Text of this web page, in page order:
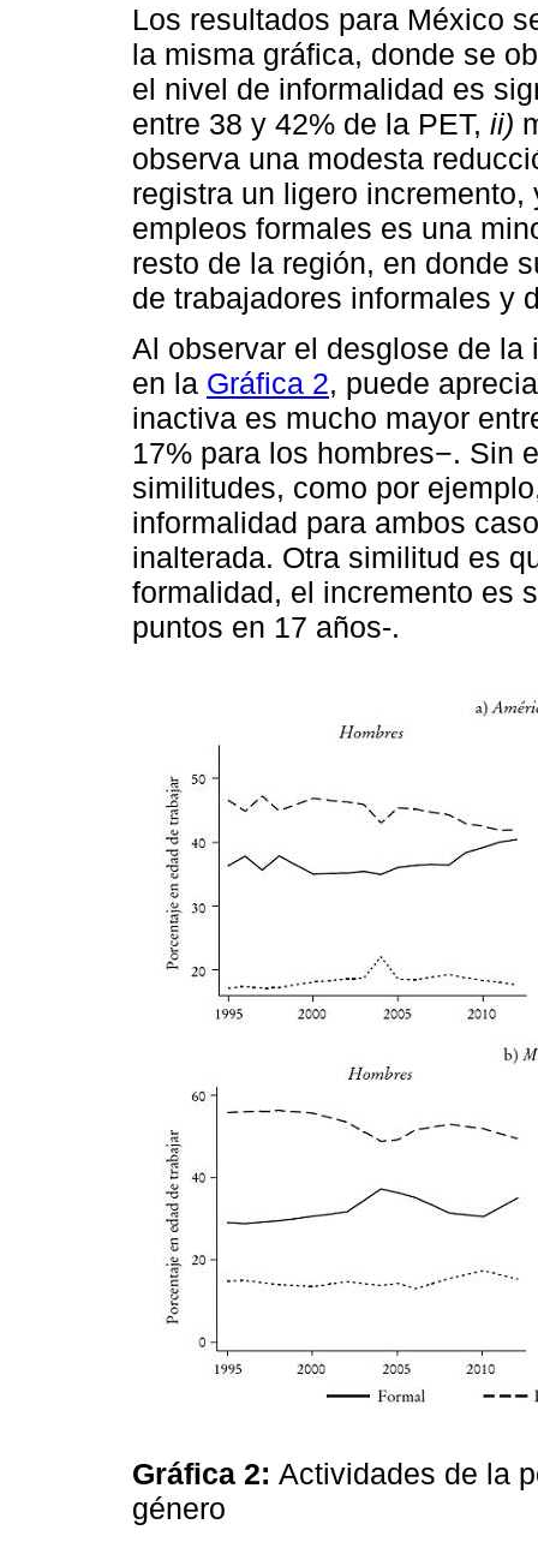
Los resultados para México
la misma gráfica, donde se
el nivel de informalidad es
entre 38 y 42% de la PET, ii)
observa una modesta
registra un ligero
empleos formales es una
resto de la región, en donde
de trabajadores informales y
Al observar el desglose de la
en la Gráfica 2, puede
inactiva es mucho mayor
17% para los hombres−. Sin
similitudes, como por
informalidad para ambos
inalterada. Otra similitud es
formalidad, el incremento es
puntos en 17 años-.
Gráfica 2: Actividades de la
género